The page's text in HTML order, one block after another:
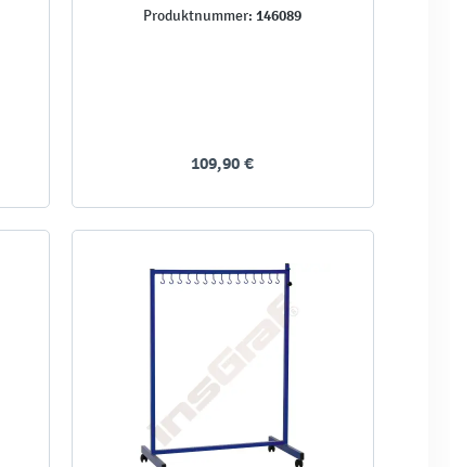
Produktnummer: 146089
109,90 €